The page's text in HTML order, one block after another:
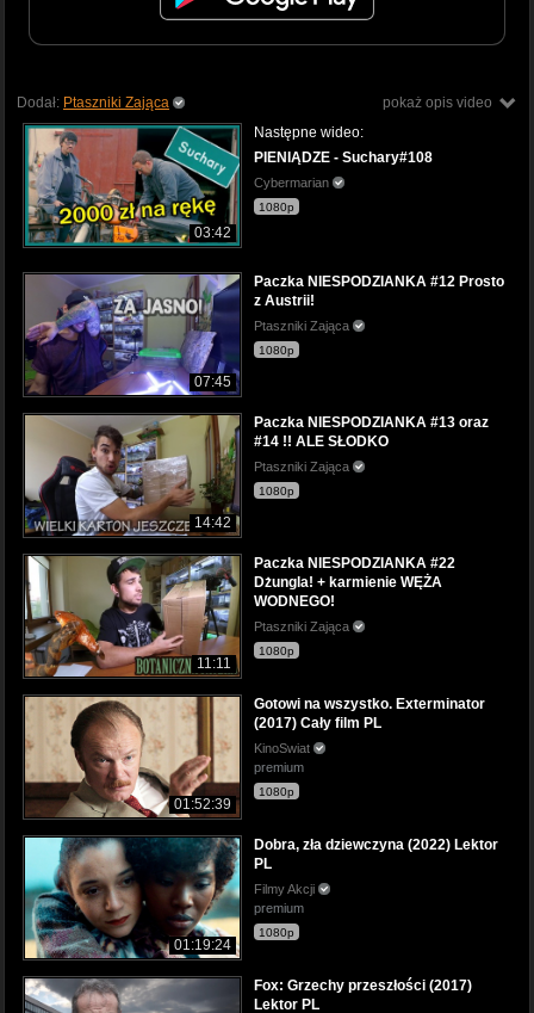
pokaż opis video
Dodał: Ptaszniki Zająca
03:42
Następne wideo:
PIENIĄDZE - Suchary#108
Cybermarian
1080p
07:45
Paczka NIESPODZIANKA #12 Prosto
z Austrii!
Ptaszniki Zająca
1080p
14:42
Paczka NIESPODZIANKA #13 oraz
#14 !! ALE SŁODKO
Ptaszniki Zająca
1080p
11:11
Paczka NIESPODZIANKA #22
Dżungla! + karmienie WĘŻA
WODNEGO!
Ptaszniki Zająca
1080p
01:52:39
Gotowi na wszystko. Exterminator
(2017) Cały film PL
KinoSwiat
premium
1080p
01:19:24
Dobra, zła dziewczyna (2022) Lektor
PL
Filmy Akcji
premium
1080p
Fox: Grzechy przeszłości (2017)
Lektor PL